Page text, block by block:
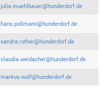
julia.muehlbauer@hunderdorf.de
hans.pollmann@hunderdorf.de
sandra.rother@hunderdorf.de
claudia.weidacher@hunderdorf.de
markus.wolf@hunderdorf.de